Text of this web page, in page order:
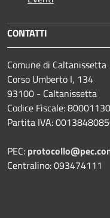
CONTATTI
Comune di Caltanissetta
Corso Umberto I, 134
93100 - Caltanissetta
Codice Fiscale:
Partita IVA:
PEC:
Centralino: 093474111